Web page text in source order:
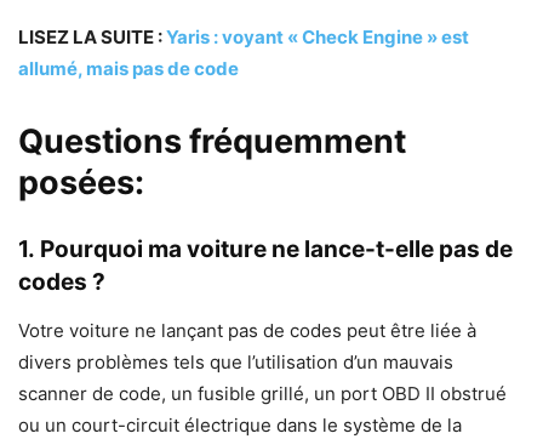
LISEZ LA SUITE :Yaris : voyant « Check Engine » est
allumé, mais pas de code
Questions fréquemment
posées:
1. Pourquoi ma voiture ne lance-t-elle pas de
codes ?
Votre voiture ne lançant pas de codes peut être liée à
divers problèmes tels que l’utilisation d’un mauvais
scanner de code, un fusible grillé, un port OBD II obstrué
ou un court-circuit électrique dans le système de la